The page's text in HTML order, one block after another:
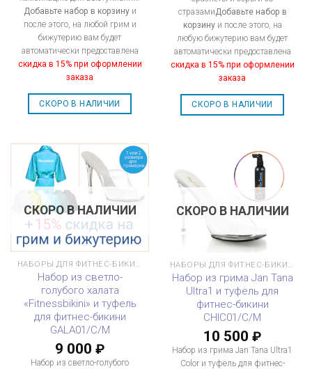
Добавьте набор в корзинуи
после этого, на любой грим и
бижутерию вам будет
автоматически предоставлена
скидка в 15% при оформлении
заказа
СКОРО В НАЛИЧИИ
стразамиДобавьте набор в
корзинуи после этого, на
любую бижутерию вам будет
автоматически предоставлена
скидка в 15% при оформлении
заказа
СКОРО В НАЛИЧИИ
СКОРО В НАЛИЧИИ
НАБОРЫ ДЛЯ ФИТНЕС-БИКИНИ
Набор из светло-
голубого халата
«Fitnessbikini» и туфель
для фитнес-бикини
GALA01/C/M
9 000 ₽
Набор из светло-голубого
СКОРО В НАЛИЧИИ
НАБОРЫ ДЛЯ ФИТНЕС-БИКИНИ
Набор из грима Jan Tana
Ultra1 и туфель для
фитнес-бикини
CHIC01/C/M
10 500 ₽
Набор из грима Jan Tana Ultra1
Color и туфель для фитнес-